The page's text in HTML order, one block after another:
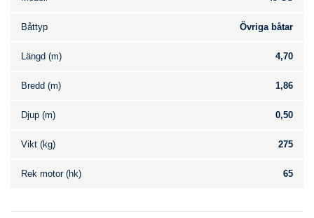
Båttyp Övriga båtar
Längd (m) 4,70
Bredd (m) 1,86
Djup (m) 0,50
Vikt (kg) 275
Rek motor (hk) 65